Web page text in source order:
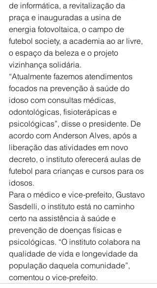
de informática, a revitalização da
praça e inauguradas a usina de
energia fotovoltaica, o campo de
futebol society, a academia ao ar livre,
o espaço da beleza e o projeto
vizinhança solidária.
“Atualmente fazemos atendimentos
focados na prevenção à saúde do
idoso com consultas médicas,
odontológicas, fisioterápicas e
psicológicas”, disse o presidente. De
acordo com Anderson Alves, após a
liberação das atividades em novo
decreto, o instituto oferecerá aulas de
futebol para crianças e cursos para os
idosos.
Para o médico e vice-prefeito, Gustavo
Sasdelli, o instituto está no caminho
certo na assistência à saúde e
prevenção de doenças físicas e
psicológicas. “O instituto colabora na
qualidade de vida e longevidade da
população daquela comunidade”,
comentou o vice-prefeito.